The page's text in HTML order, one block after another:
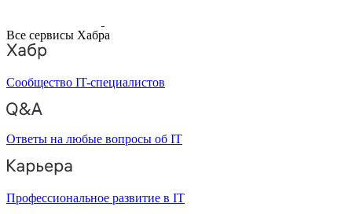
Все сервисы Хабра
Сообщество IT-специалистов
Ответы на любые вопросы об IT
Профессиональное развитие в IT